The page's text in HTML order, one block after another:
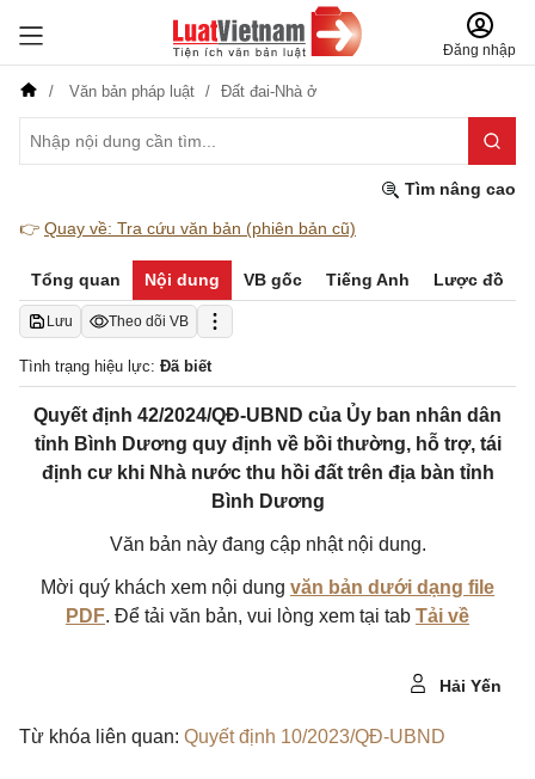
Đăng nhập
Văn bản pháp luật Đất đai-Nhà ở
Tìm nâng cao
👉 Quay về: Tra cứu văn bản (phiên bản cũ)
Tổng quan Nội dung VB gốc Tiếng Anh Lược đồ
Lưu Theo dõi VB
Tình trạng hiệu lực: Đã biết
Quyết định 42/2024/QĐ-UBND của Ủy ban nhân dân
tỉnh Bình Dương quy định về bồi thường, hỗ trợ, tái
định cư khi Nhà nước thu hồi đất trên địa bàn tỉnh
Bình Dương
Văn bản này đang cập nhật nội dung.
Mời quý khách xem nội dung văn bản dưới dạng file
PDF. Để tải văn bản, vui lòng xem tại tab Tải về
Hải Yến
Từ khóa liên quan: Quyết định 10/2023/QĐ-UBND